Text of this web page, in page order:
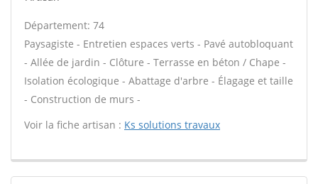
Département: 74
Paysagiste - Entretien espaces verts - Pavé autobloquant
- Allée de jardin - Clôture - Terrasse en béton / Chape -
Isolation écologique - Abattage d'arbre - Élagage et taille
- Construction de murs -
Voir la fiche artisan : Ks solutions travaux